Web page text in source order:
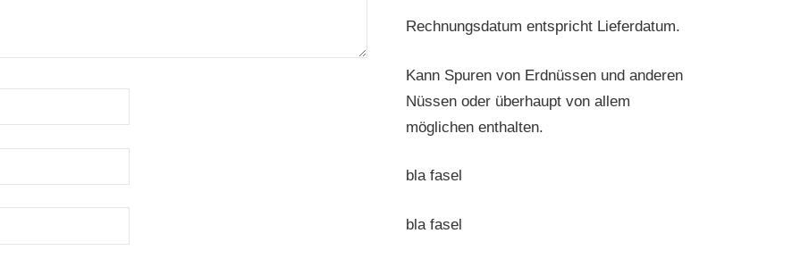
Rechnungsdatum entspricht Lieferdatum.
Kann Spuren von Erdnüssen und anderen
Nüssen oder überhaupt von allem
möglichen enthalten.
bla fasel
bla fasel